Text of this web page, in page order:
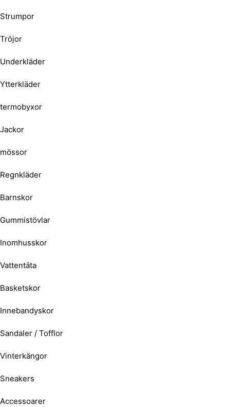
Strumpor
Tröjor
Underkläder
Ytterkläder
termobyxor
Jackor
mössor
Regnkläder
Barnskor
Gummistövlar
Inomhusskor
Vattentäta
Basketskor
Innebandyskor
Sandaler / Tofflor
Vinterkängor
Sneakers
Accessoarer